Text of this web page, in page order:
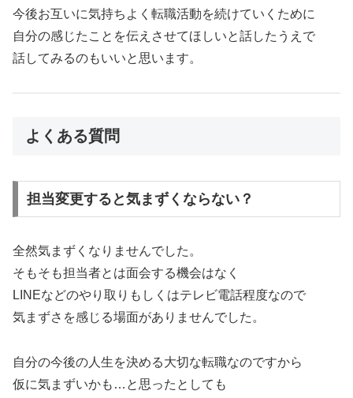
今後お互いに気持ちよく転職活動を続けていくために
自分の感じたことを伝えさせてほしいと話したうえで
話してみるのもいいと思います。
よくある質問
担当変更すると気まずくならない？
全然気まずくなりませんでした。
そもそも担当者とは面会する機会はなく
LINEなどのやり取りもしくはテレビ電話程度なので
気まずさを感じる場面がありませんでした。
自分の今後の人生を決める大切な転職なのですから
仮に気まずいかも…と思ったとしても